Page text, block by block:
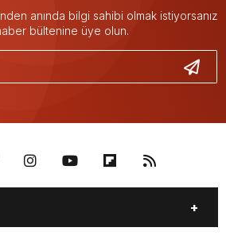
anında bilgi sahibi olmak istiyorsanız
bültenine üye olun.